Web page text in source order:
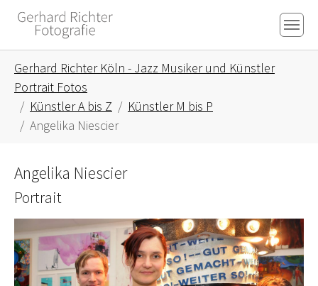
Skip to main content
Skip to page footer
Gerhard Richter Köln - Jazz Musiker und Künstler
Portrait Fotos
Künstler A bis Z
Künstler M bis P
Angelika Niescier
Angelika Niescier
Portrait
Show larger version for: